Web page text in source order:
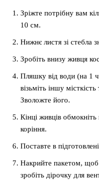
Зріжте потрібну вам
10 см.
Нижнє листя зі стебла
Зробіть внизу живця
Пляшку від води (на 1
візьміть іншу
Зволожте його.
Кінці живців
коріння.
Поставте в
Накрийте пакетом, щоб
зробіть дірочку для